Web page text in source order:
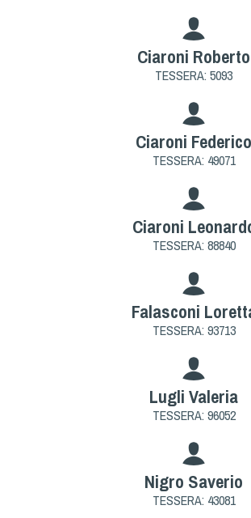
Ciaroni Roberto
TESSERA: 5093
Ciaroni
TESSERA: 49071
Ciaroni
TESSERA: 88840
Falasconi
TESSERA: 93713
Lugli Valeria
TESSERA: 96052
Nigro Saverio
TESSERA: 43081